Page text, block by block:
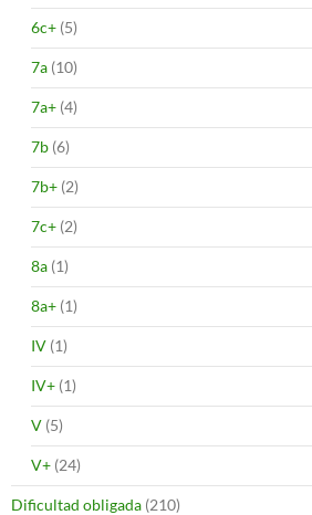
6c+ (5)
7a (10)
7a+ (4)
7b (6)
7b+ (2)
7c+ (2)
8a (1)
8a+ (1)
IV (1)
IV+ (1)
V (5)
V+ (24)
Dificultad obligada (210)